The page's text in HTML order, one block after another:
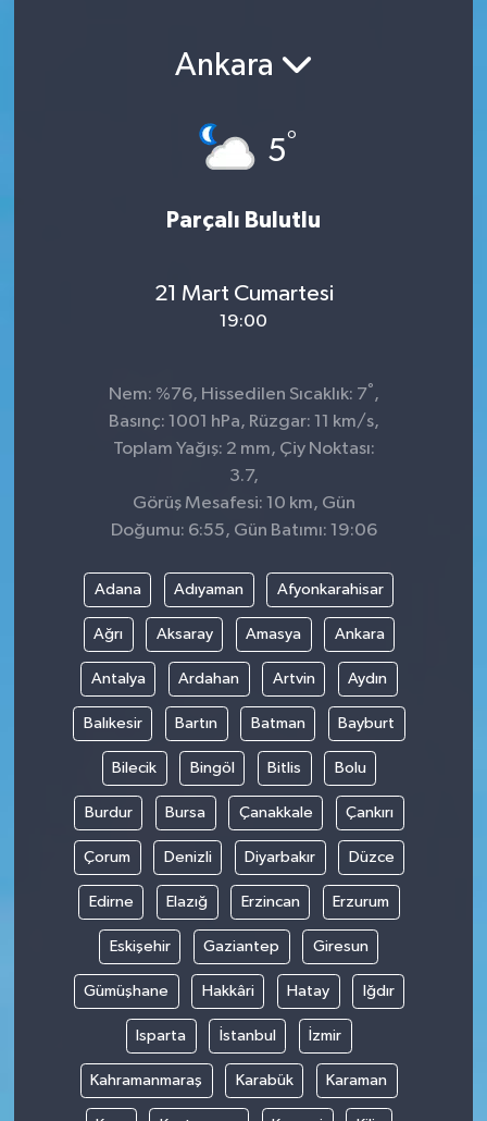
Ankara
5°
Parçalı Bulutlu
21 Mart Cumartesi
19:00
Nem: %76, Hissedilen Sıcaklık: 7° ,
Basınç: 1001 hPa, Rüzgar: 11 km/s,
Toplam Yağış: 2 mm, Çiy Noktası:
3.7,
Görüş Mesafesi: 10 km, Gün
Doğumu: 6:55, Gün Batımı: 19:06
Adana Adıyaman Afyonkarahisar
Ağrı Aksaray Amasya Ankara
Antalya Ardahan Artvin Aydın
Balıkesir Bartın Batman Bayburt
Bilecik Bingöl Bitlis Bolu
Burdur Bursa Çanakkale Çankırı
Çorum Denizli Diyarbakır Düzce
Edirne Elazığ Erzincan Erzurum
Eskişehir Gaziantep Giresun
Gümüşhane Hakkâri Hatay Iğdır
Isparta İstanbul İzmir
Kahramanmaraş Karabük Karaman